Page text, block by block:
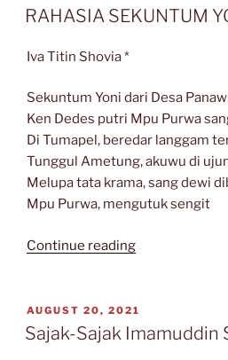
ON
RAHASIA SEKUNTUM
Iva Titin Shovia *
Sekuntum Yoni dari Desa
Ken Dedes putri Mpu Purwa
Di Tumapel, beredar langgam
Tunggul Ametung, akuwu di
Melupa tata krama, sang dewi
Mpu Purwa, mengutuk sengit
Continue reading“RAHASIA
POSTED
ON
AUGUST 20, 2021
Sajak-Sajak Imamuddin